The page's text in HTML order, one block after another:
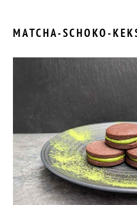
MATCHA-SCHOKO-